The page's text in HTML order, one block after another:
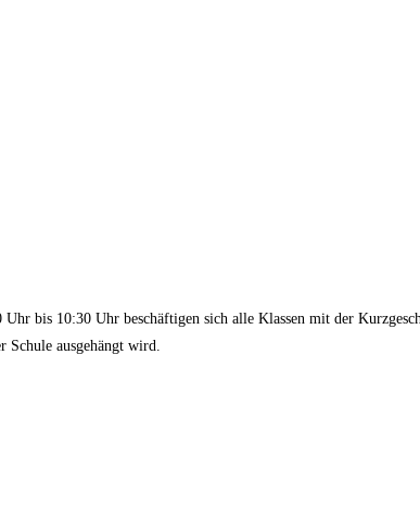
bis 10:30 Uhr beschäftigen sich alle Klassen mit der
Schule ausgehängt wird.